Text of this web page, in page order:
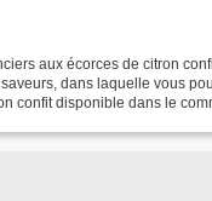
dans laquelle vous
confit disponible dans le